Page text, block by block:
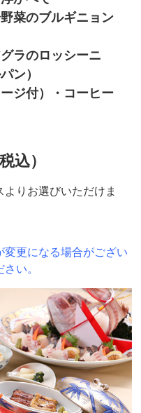
菜のブルギニョン
ラのロッシーニ
ン）
ジ付）・コーヒー
込）
りお選びいただけま
更になる場合がござい
い。